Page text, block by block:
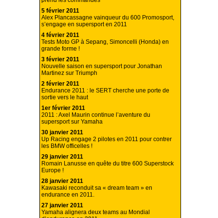
5 février 2011
Alex Plancassagne vainqueur du 600 Promosport,
s’engage en supersport en 2011
4 février 2011
Tests Moto GP à Sepang, Simoncelli (Honda) en
grande forme !
3 février 2011
Nouvelle saison en supersport pour Jonathan
Martinez sur Triumph
2 février 2011
Endurance 2011 : le SERT cherche une porte de
sortie vers le haut
1er février 2011
2011 : Axel Maurin continue l’aventure du
supersport sur Yamaha
30 janvier 2011
Up Racing engage 2 pilotes en 2011 pour contrer
les BMW officelles !
29 janvier 2011
Romain Lanusse en quête du titre 600 Superstock
Europe !
28 janvier 2011
Kawasaki reconduit sa « dream team » en
endurance en 2011.
27 janvier 2011
Yamaha alignera deux teams au Mondial